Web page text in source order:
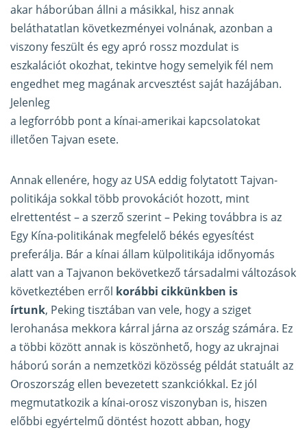
akar háborúban állni a másikkal, hisz annak
beláthatatlan következményei volnának, azonban a
viszony feszült és egy apró rossz mozdulat is
eszkalációt okozhat, tekintve hogy semelyik fél nem
engedhet meg magának arcvesztést saját hazájában.
Jelenleg
a legforróbb pont a kínai-amerikai kapcsolatokat
illetően Tajvan esete.
Annak ellenére, hogy az USA eddig folytatott Tajvan-
politikája sokkal több provokációt hozott, mint
elrettentést – a szerző szerint – Peking továbbra is az
Egy Kína-politikának megfelelő békés egyesítést
preferálja. Bár a kínai állam külpolitikája időnyomás
alatt van a Tajvanon bekövetkező társadalmi változások
következtében erről korábbi cikkünkben is
írtunk, Peking tisztában van vele, hogy a sziget
lerohanása mekkora kárral járna az ország számára. Ez
a többi között annak is köszönhető, hogy az ukrajnai
háború során a nemzetközi közösség példát statuált az
Oroszország ellen bevezetett szankciókkal. Ez jól
megmutatkozik a kínai-orosz viszonyban is, hiszen
előbbi egyértelmű döntést hozott abban, hogy